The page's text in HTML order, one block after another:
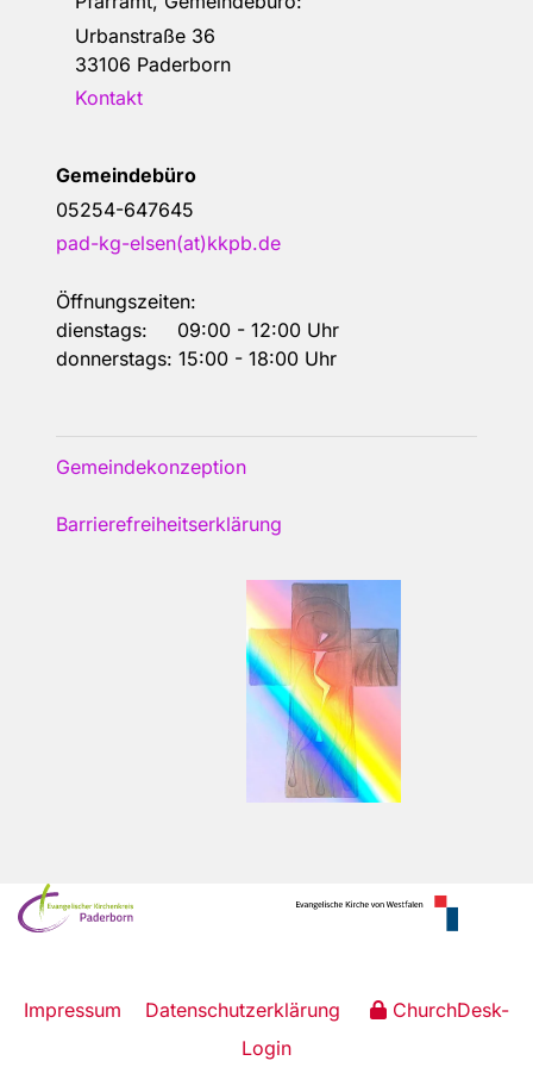
Urbanstraße 36
33106 Paderborn
Kontakt
Gemeindebüro
05254-647645
pad-kg-elsen(at)kkpb.de
Öffnungszeiten:
dienstags: 09:00 - 12:00 Uhr
donnerstags: 15:00 - 18:00 Uhr
Gemeindekonzeption
Barrierefreiheitserklärung
Impressum Datenschutzerklärung
ChurchDesk-
Login